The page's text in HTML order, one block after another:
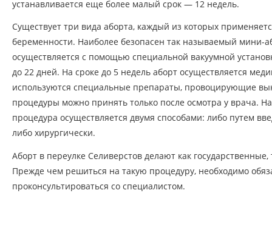
устанавливается еще более малый срок — 12 недель.
Существует три вида аборта, каждый из которых
беременности. Наиболее безопасен так называемый мини-
осуществляется с помощью специальной вакуумной
до 22 дней. На сроке до 5 недель аборт осуществляется
используются специальные препараты, провоцирующие
процедуры можно принять только после осмотра у врача.
процедура осуществляется двумя способами: либо путем
либо хирургически.
Аборт в переулке Селиверстов делают как
Прежде чем решиться на такую процедуру, необходимо
проконсультироваться со специалистом.